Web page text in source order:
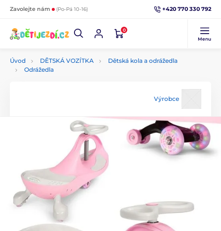
Zavolejte nám (Po-Pá 10-16) +420 770 330 792
0
Menu
Úvod DĚTSKÁ VOZÍTKA
Dětská kola a odrážedla
Odrážedla
Výrobce